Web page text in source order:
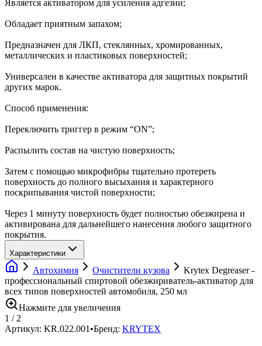
Является активатором для усиления адгезии;
Обладает приятным запахом;
Предназначен для ЛКП, стеклянных, хромированных,
металлических и пластиковых поверхностей;
Универсален в качестве активатора для защитных покрытий
других марок.
Способ применения:
Переключить триггер в режим “ON”;
Распылить состав на чистую поверхность;
Затем с помощью микрофибры тщательно протереть
поверхность до полного высыхания и характерного
поскрипывания чистой поверхности;
Через 1 минуту поверхность будет полностью обезжирена и
активирована для дальнейшего нанесения любого защитного
покрытия.
Характеристики
Автохимия Очистители кузова
Krytex Degreaser -
профессиональный спиртовой обезжириватель-активатор для
всех типов поверхностей автомобиля, 250 мл
Нажмите для увеличения
1 / 2
Артикул: KR.022.001 •Бренд: KRYTEX